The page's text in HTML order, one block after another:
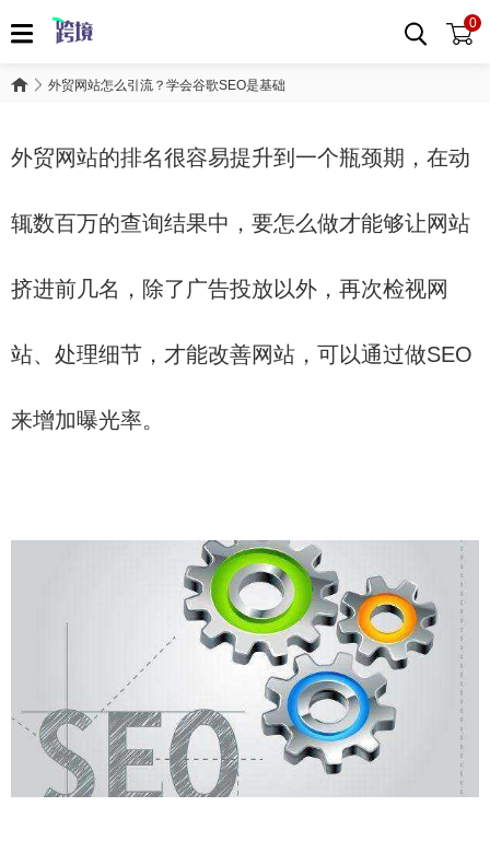
0
外贸网站怎么引流？学会谷歌SEO是基础
外贸网站的排名很容易提升到一个瓶颈期，在动
辄数百万的查询结果中，要怎么做才能够让网站
挤进前几名，除了广告投放以外，再次检视网
站、处理细节，才能改善网站，可以通过做SEO
来增加曝光率。